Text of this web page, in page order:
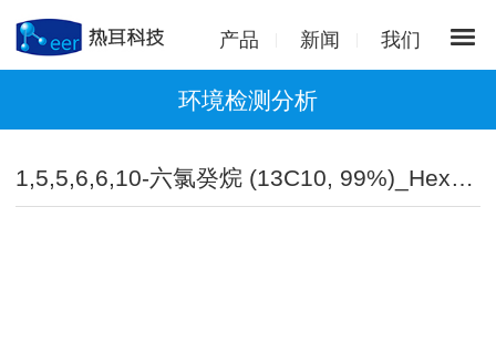
产品 新闻 我们
环境检测分析
1,5,5,6,6,10-六氯癸烷 (13C10, 99%)_Hexachlorodecane